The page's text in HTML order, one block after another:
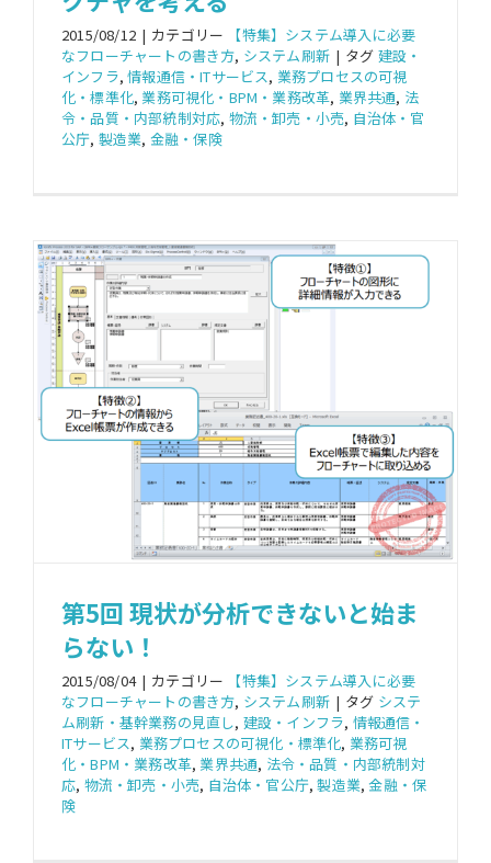
2015/08/12 | カテゴリー
【特集】システム導入に必要
なフローチャートの書き方, システム刷新 | タグ 建設・
インフラ,情報通信・ITサービス, 業務プロセスの可視
化・標準化, 業務可視化・BPM・業務改革, 業界共通, 法
令・品質・内部統制対応, 物流・卸売・小売, 自治体・官
公庁, 製造業, 金融・保険
第5回 現状が分析できないと始ま
らない！
2015/08/04 | カテゴリー
【特集】システム導入に必要
なフローチャートの書き方, システム刷新 | タグ システ
ム刷新・基幹業務の見直し, 建設・インフラ, 情報通信・
ITサービス, 業務プロセスの可視化・標準化, 業務可視
化・BPM・業務改革, 業界共通, 法令・品質・内部統制対
応, 物流・卸売・小売, 自治体・官公庁,製造業,金融・保
険